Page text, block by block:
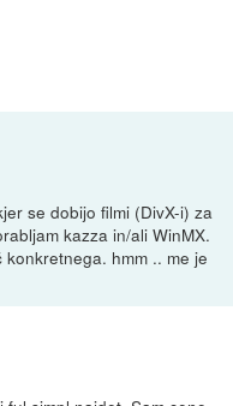
se dobijo filmi (DivX-i) za
kazza in/ali WinMX.
hmm .. me je